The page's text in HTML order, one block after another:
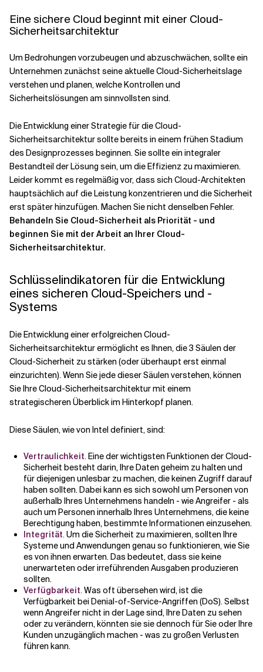
Eine sichere Cloud beginnt mit einer Cloud-
Sicherheitsarchitektur
Um Bedrohungen vorzubeugen und abzuschwächen, sollte ein
Unternehmen zunächst seine aktuelle Cloud-Sicherheitslage
verstehen und planen, welche Kontrollen und
Sicherheitslösungen am sinnvollsten sind.
Die Entwicklung einer Strategie für die Cloud-
Sicherheitsarchitektur sollte bereits in einem frühen Stadium
des Designprozesses beginnen. Sie sollte ein integraler
Bestandteil der Lösung sein, um die Effizienz zu maximieren.
Leider kommt es regelmäßig vor, dass sich Cloud-Architekten
hauptsächlich auf die Leistung konzentrieren und die Sicherheit
erst später hinzufügen. Machen Sie nicht denselben Fehler.
Behandeln Sie Cloud-Sicherheit als Priorität - und
beginnen Sie mit der Arbeit an Ihrer Cloud-
Sicherheitsarchitektur.
Schlüsselindikatoren für die Entwicklung
eines sicheren Cloud-Speichers und -
Systems
Die Entwicklung einer erfolgreichen Cloud-
Sicherheitsarchitektur ermöglicht es Ihnen, die 3 Säulen der
Cloud-Sicherheit zu stärken (oder überhaupt erst einmal
einzurichten). Wenn Sie jede dieser Säulen verstehen, können
Sie Ihre Cloud-Sicherheitsarchitektur mit einem
strategischeren Überblick im Hinterkopf planen.
Diese Säulen, wie von Intel definiert, sind:
Vertraulichkeit. Eine der wichtigsten Funktionen der Cloud-
Sicherheit besteht darin, Ihre Daten geheim zu halten und
für diejenigen unlesbar zu machen, die keinen Zugriff darauf
haben sollten. Dabei kann es sich sowohl um Personen von
außerhalb Ihres Unternehmens handeln - wie Angreifer - als
auch um Personen innerhalb Ihres Unternehmens, die keine
Berechtigung haben, bestimmte Informationen einzusehen.
Integrität. Um die Sicherheit zu maximieren, sollten Ihre
Systeme und Anwendungen genau so funktionieren, wie Sie
es von ihnen erwarten. Das bedeutet, dass sie keine
unerwarteten oder irreführenden Ausgaben produzieren
sollten.
Verfügbarkeit. Was oft übersehen wird, ist die
Verfügbarkeit bei Denial-of-Service-Angriffen (DoS). Selbst
wenn Angreifer nicht in der Lage sind, Ihre Daten zu sehen
oder zu verändern, könnten sie sie dennoch für Sie oder Ihre
Kunden unzugänglich machen - was zu großen Verlusten
führen kann.